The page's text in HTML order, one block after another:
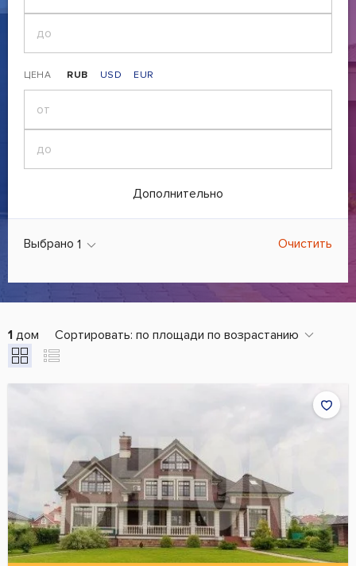
ЦЕНА RUB USD EUR
Дополнительно
Выбрано 1 Очистить
1 дом Сортировать: по площади по возрастанию